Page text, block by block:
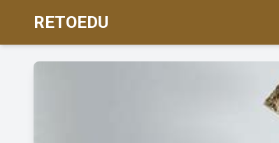
RETOEDU